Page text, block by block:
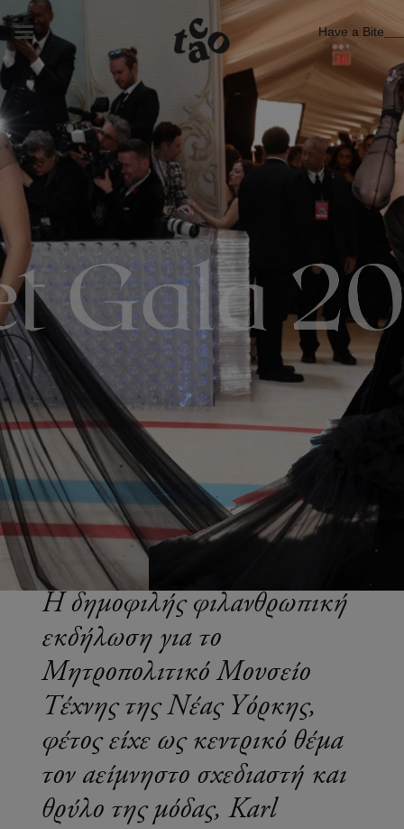
Η δημοφιλής φιλανθρωπική
εκδήλωση για το
Μητροπολιτικό Μουσείο
Τέχνης της Νέας Υόρκης,
φέτος είχε ως κεντρικό θέμα
τον αείμνηστο σχεδιαστή και
θρύλο της μόδας, Karl
Have a Bite